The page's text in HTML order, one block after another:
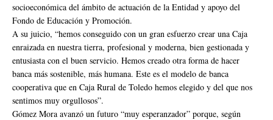
socioeconómica del ámbito de actuación de la Entidad y apoyo del
Fondo de Educación y Promoción.
A su juicio, “hemos conseguido con un gran esfuerzo crear una Caja
enraizada en nuestra tierra, profesional y moderna, bien gestionada y
entusiasta con el buen servicio. Hemos creado otra forma de hacer
banca más sostenible, más humana. Este es el modelo de banca
cooperativa que en Caja Rural de Toledo hemos elegido y del que nos
sentimos muy orgullosos”.
Gómez Mora avanzó un futuro “muy esperanzador” porque, según